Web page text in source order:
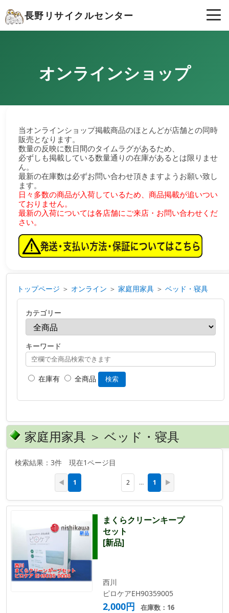
長野リサイクルセンター
オンラインショップ
当オンラインショップ掲載商品のほとんどが店舗との同時
販売となります。
数量の反映に数日間のタイムラグがあるため、
必ずしも掲載している数量通りの在庫があるとは限りませ
ん。
最新の在庫数は必ずお問い合わせ頂きますようお願い致し
ます。
日々多数の商品が入荷しているため、商品掲載が追いつい
ておりません。
最新の入荷については各店舗にご来店・お問い合わせくだ
さい。
トップページ ＞ オンライン ＞ 家庭用家具 ＞ ベッド・寝具
カテゴリー
キーワード
在庫有 全商品 検索
家庭用家具 ＞ ベッド・寝具
検索結果：3件 現在1ページ目
◀ 1 2 … 1 ▶
まくらクリーンキープ
セット
[新品]
西川
ピロケアEH90359005
2,000円 在庫数：16